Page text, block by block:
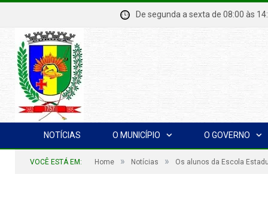
De segunda a sexta de 08:00
NOTÍCIAS O MUNICÍPIO O GOVERNO
VOCÊ ESTÁ EM: Home » Notícias » Os alunos da Escola